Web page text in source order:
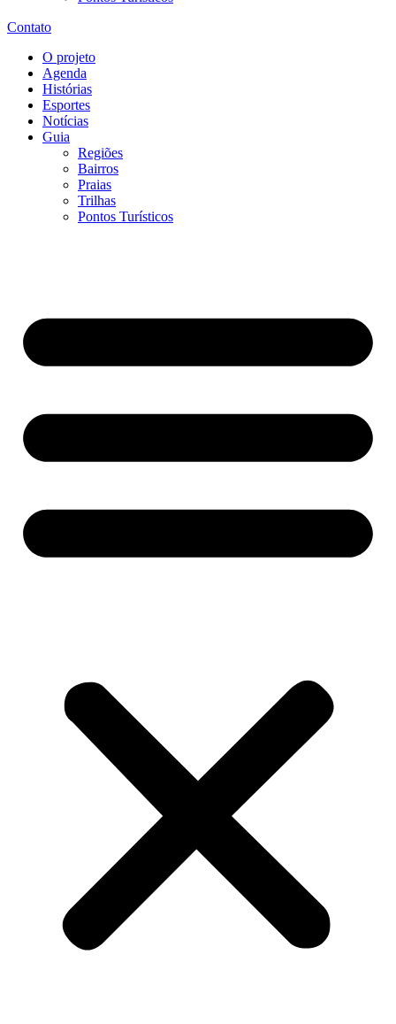
Contato
O projeto
Agenda
Histórias
Esportes
Notícias
Guia
Regiões
Bairros
Praias
Trilhas
Pontos Turísticos